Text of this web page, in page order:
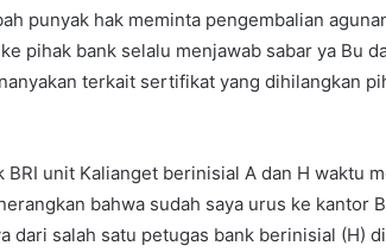
punyak hak meminta pengembalian
pihak bank selalu menjawab sabar ya Bu
terkait sertifikat yang dihilangkan
BRI unit Kalianget berinisial A dan H waktu
bahwa sudah saya urus ke kantor
dari salah satu petugas bank berinisial (H)